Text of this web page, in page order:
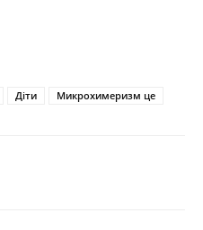
Діти Микрохимеризм це